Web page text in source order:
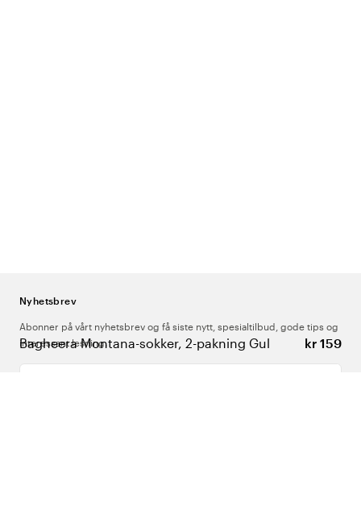
Bagheera Montana-sokker, 2-pakning Gul kr 159
Nyhetsbrev
Abonner på vårt nyhetsbrev og få siste nytt, spesialtilbud, gode tips og
interessant lesning.
Skriv inn din e-postadresse